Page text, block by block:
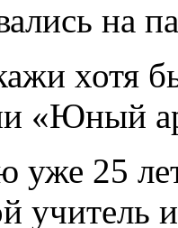
на
хотя
«Юный
уже 25